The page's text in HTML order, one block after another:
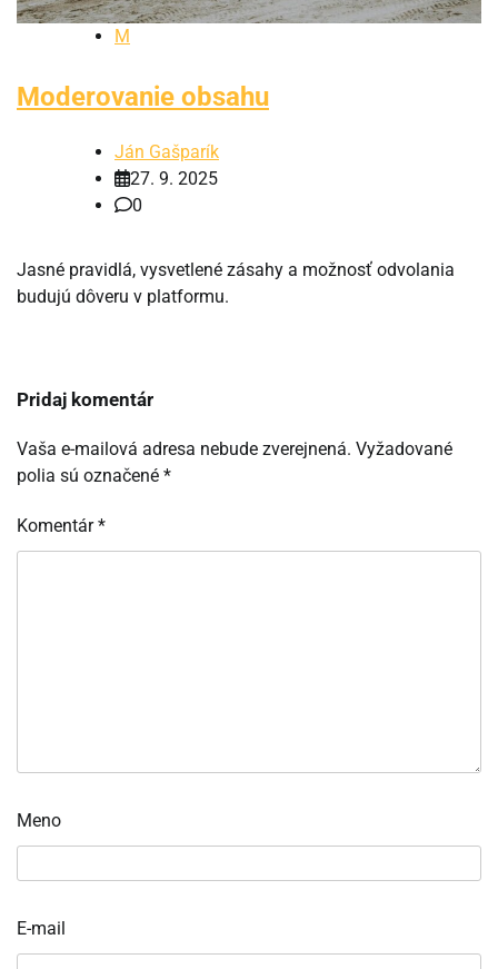
M
Moderovanie obsahu
Ján Gašparík
27. 9. 2025
0
Jasné pravidlá, vysvetlené zásahy a možnosť odvolania
budujú dôveru v platformu.
Pridaj komentár
Vaša e-mailová adresa nebude zverejnená. Vyžadované
polia sú označené *
Komentár*
Meno
E-mail